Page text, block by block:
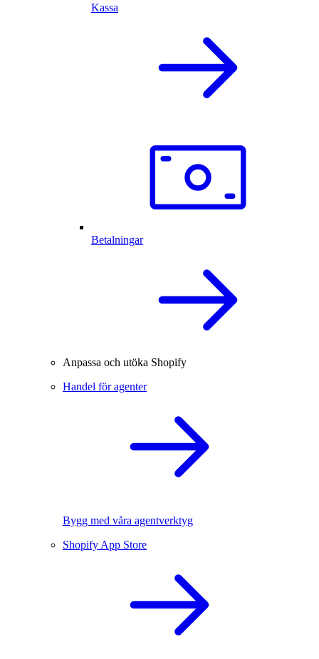
Kassa
Betalningar
Anpassa och utöka Shopify
Handel för agenter
Bygg med våra agentverktyg
Shopify App Store